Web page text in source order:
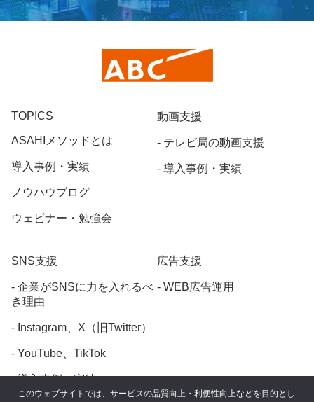
TOPICS
ASAHIメソッドとは
導入事例・実績
ノウハウブログ
ウェビナー・勉強会
SNS支援
企業がSNSに力を入れるべ
き理由
Instagram、X（旧Twitter）
YouTube、TikTok
導入事例・実績
動画支援
テレビ局の動画支援
導入事例・実績
広告支援
WEB広告運用
このウェブサイトでは、サービスの品質向上・利便性向上などを目的とし